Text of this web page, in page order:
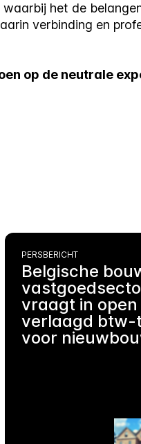
het de
verbinding en
op de neutrale
PERSBERICHT
Belgische
vraagt in
verlaagd btw-
voor